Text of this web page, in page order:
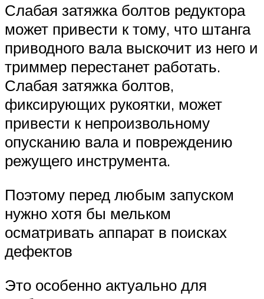
Слабая затяжка болтов редуктора
может привести к тому, что штанга
приводного вала выскочит из него и
триммер перестанет работать.
Слабая затяжка болтов,
фиксирующих рукоятки, может
привести к непроизвольному
опусканию вала и повреждению
режущего инструмента.
Поэтому перед любым запуском
нужно хотя бы мельком
осматривать аппарат в поисках
дефектов
Это особенно актуально для